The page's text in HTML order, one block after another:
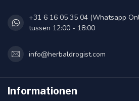
+31 6 16 05 35 04 (Whatsapp
tussen 12:00 - 18:00
info@herbaldrogist.com
Informationen